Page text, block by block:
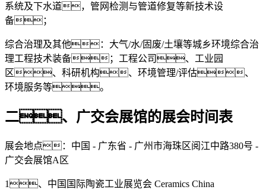
系统及下水道，管网检测与管道修复等新技术设
备；
综合治理及其他：大气/水/固废/土壤等城乡环境综合治
理工程技术装备；工程公司、工业园
区、科研机构、环境管理/评估、
环境服务等。
二、广交会展馆的展会时间表
展会地点：中国 - 广东省 - 广州市海珠区阅江中路380号 -
广交会展馆A区
1、中国国际陶瓷工业展览会 Ceramics China